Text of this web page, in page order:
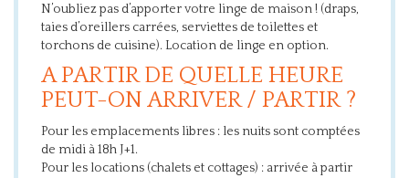
N’oubliez pas d’apporter votre linge de maison ! (draps,
taies d’oreillers carrées, serviettes de toilettes et
torchons de cuisine). Location de linge en option.
A PARTIR DE QUELLE HEURE
PEUT-ON ARRIVER / PARTIR ?
Pour les emplacements libres : les nuits sont comptées
de midi à 18h J+1.
Pour les locations (chalets et cottages) : arrivée à partir